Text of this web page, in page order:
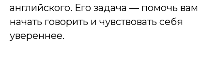
английского. Его задача — помочь вам
начать говорить и чувствовать себя
увереннее.